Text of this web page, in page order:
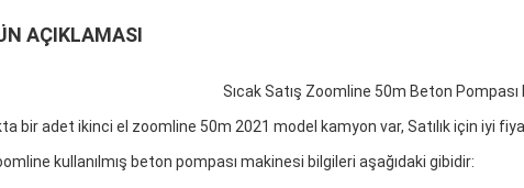
AÇIKLAMASI
Sıcak Satış Zoomline 50m Beton Pompası
bir adet ikinci el zoomline 50m 2021 model kamyon var, Satılık için iyi
kullanılmış beton pompası makinesi bilgileri aşağıdaki gibidir: